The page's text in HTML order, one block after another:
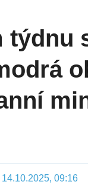
týdnu
09:16